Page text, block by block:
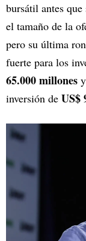
bursátil antes
el tamaño de la
pero su última
fuerte para los
65.000 millones
inversión de US$